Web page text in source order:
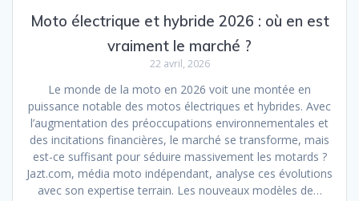
Moto électrique et hybride 2026 : où en est
vraiment le marché ?
22 avril, 2026
Le monde de la moto en 2026 voit une montée en
puissance notable des motos électriques et hybrides. Avec
l’augmentation des préoccupations environnementales et
des incitations financières, le marché se transforme, mais
est-ce suffisant pour séduire massivement les motards ?
Jazt.com, média moto indépendant, analyse ces évolutions
avec son expertise terrain. Les nouveaux modèles de…